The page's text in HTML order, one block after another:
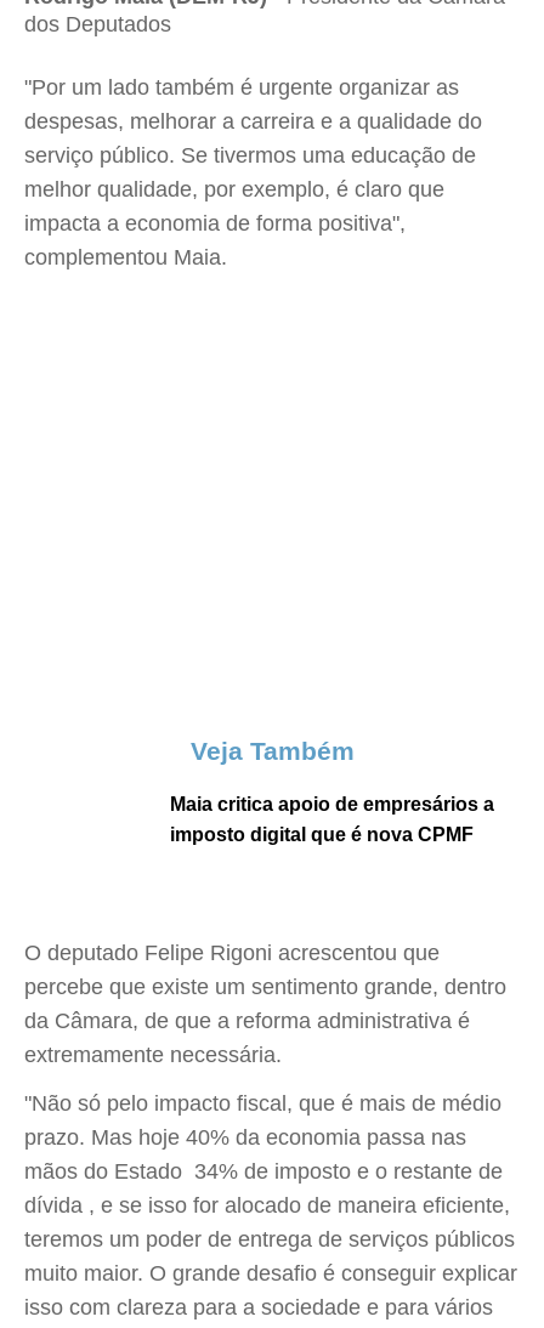
dos Deputados
"Por um lado também é urgente organizar as
despesas, melhorar a carreira e a qualidade do
serviço público. Se tivermos uma educação de
melhor qualidade, por exemplo, é claro que
impacta a economia de forma positiva",
complementou Maia.
Veja Também
Maia critica apoio de empresários a
imposto digital que é nova CPMF
O deputado Felipe Rigoni acrescentou que
percebe que existe um sentimento grande, dentro
da Câmara, de que a reforma administrativa é
extremamente necessária.
"Não só pelo impacto fiscal, que é mais de médio
prazo. Mas hoje 40% da economia passa nas
mãos do Estado  34% de imposto e o restante de
dívida , e se isso for alocado de maneira eficiente,
teremos um poder de entrega de serviços públicos
muito maior. O grande desafio é conseguir explicar
isso com clareza para a sociedade e para vários